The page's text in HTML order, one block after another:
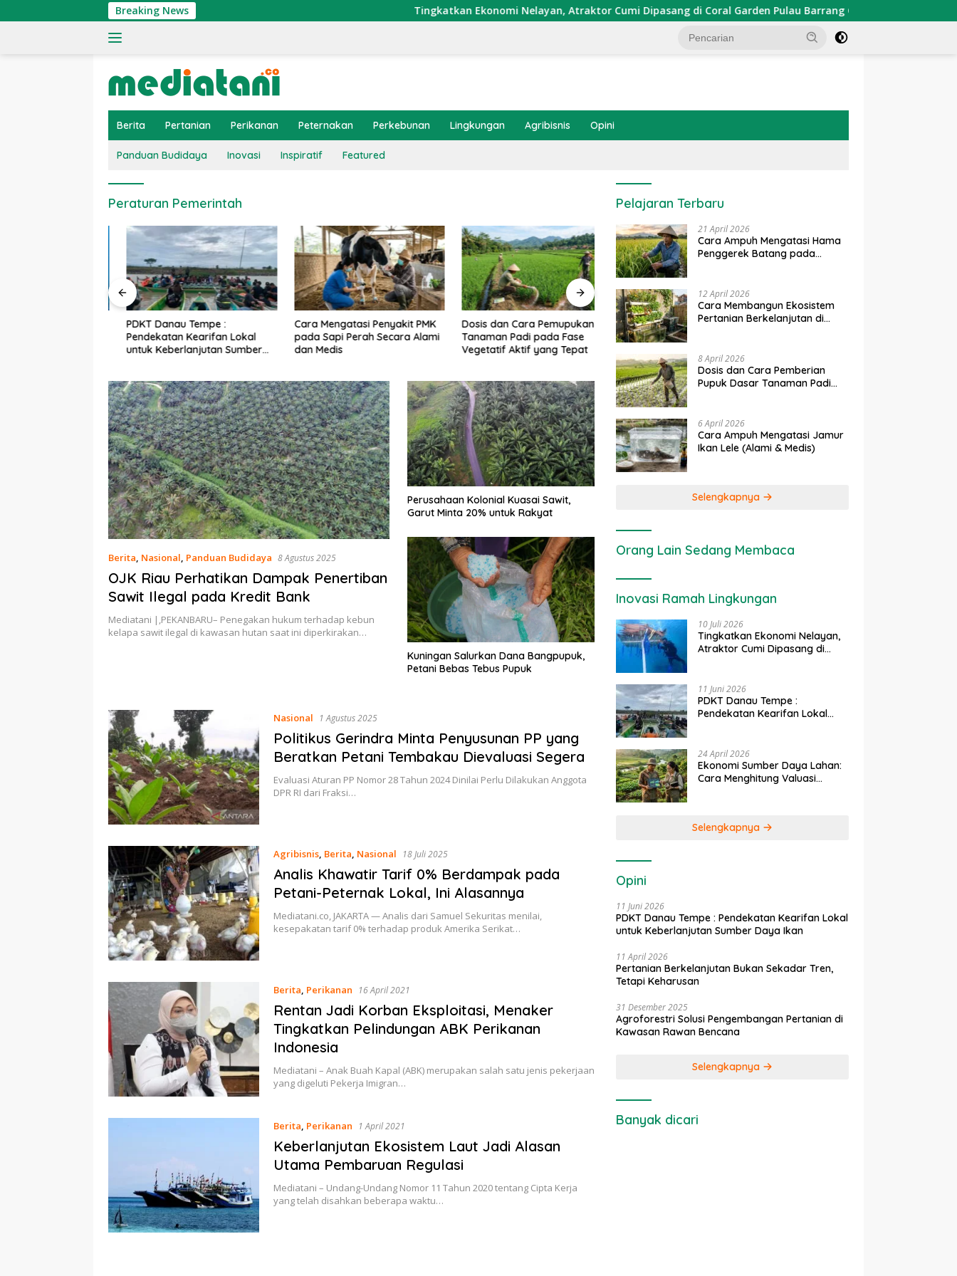
ke
Breaking News Tingkatkan Ekonomi Nelayan, Atraktor Cumi Dipasang di Coral Garden Pulau Barrang Caddi
Berita Pertanian Perikanan Peternakan Perkebunan Lingkungan Agribisnis Opini
Panduan Budidaya Inovasi Inspiratif Featured
Peraturan Pemerintah
PDKT Danau Tempe :
Pendekatan Kearifan Lokal
untuk Keberlanjutan Sumber
Cara Mengatasi Penyakit PMK
pada Sapi Perah Secara Alami
dan Medis
Dosis dan Cara Pemupukan
Tanaman Padi pada Fase
Vegetatif Aktif yang Tepat
Penerapan IoT dalam
Pertanian Modern di Indonesia
Ekonomi Sumber Daya Lahan:
Berita, Nasional, Panduan Budidaya 8 Agustus 2025
OJK Riau Perhatikan Dampak Penertiban
Sawit Ilegal pada Kredit Bank
Mediatani |,PEKANBARU– Penegakan hukum terhadap kebun
kelapa sawit ilegal di kawasan hutan saat ini diperkirakan…
Perusahaan Kolonial Kuasai Sawit,
Garut Minta 20% untuk Rakyat
Kuningan Salurkan Dana Bangpupuk,
Petani Bebas Tebus Pupuk
Nasional 1 Agustus 2025
Politikus Gerindra Minta Penyusunan PP yang
Beratkan Petani Tembakau Dievaluasi Segera
Evaluasi Aturan PP Nomor 28 Tahun 2024 Dinilai Perlu Dilakukan Anggota
DPR RI dari Fraksi…
Agribisnis, Berita, Nasional 18 Juli 2025
Analis Khawatir Tarif 0% Berdampak pada
Petani-Peternak Lokal, Ini Alasannya
Mediatani.co, JAKARTA — Analis dari Samuel Sekuritas menilai,
kesepakatan tarif 0% terhadap produk Amerika Serikat…
Berita, Perikanan 16 April 2021
Rentan Jadi Korban Eksploitasi, Menaker
Tingkatkan Pelindungan ABK Perikanan
Indonesia
Mediatani – Anak Buah Kapal (ABK) merupakan salah satu jenis pekerjaan
yang digeluti Pekerja Imigran…
Berita, Perikanan 1 April 2021
Keberlanjutan Ekosistem Laut Jadi Alasan
Utama Pembaruan Regulasi
Mediatani – Undang-Undang Nomor 11 Tahun 2020 tentang Cipta Kerja
yang telah disahkan beberapa waktu…
Pelajaran Terbaru
21 April 2026
Cara Ampuh Mengatasi Hama
Penggerek Batang pada
12 April 2026
Cara Membangun Ekosistem
Pertanian Berkelanjutan di
8 April 2026
Dosis dan Cara Pemberian
Pupuk Dasar Tanaman Padi
6 April 2026
Cara Ampuh Mengatasi Jamur
Ikan Lele (Alami & Medis)
Selengkapnya
Orang Lain Sedang Membaca
Inovasi Ramah Lingkungan
10 Juli 2026
Tingkatkan Ekonomi Nelayan,
Atraktor Cumi Dipasang di
11 Juni 2026
PDKT Danau Tempe :
Pendekatan Kearifan Lokal
24 April 2026
Ekonomi Sumber Daya Lahan:
Cara Menghitung Valuasi
Selengkapnya
Opini
11 Juni 2026
PDKT Danau Tempe : Pendekatan Kearifan Lokal
untuk Keberlanjutan Sumber Daya Ikan
11 April 2026
Pertanian Berkelanjutan Bukan Sekadar Tren,
Tetapi Keharusan
31 Desember 2025
Agroforestri Solusi Pengembangan Pertanian di
Kawasan Rawan Bencana
Selengkapnya
Banyak dicari